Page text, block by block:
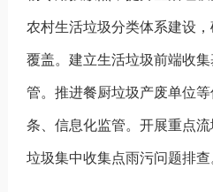
农村生活垃圾分类体系建设
覆盖。建立生活垃圾前端收
管。推进餐厨垃圾产废单位
条、信息化监管。开展重点
垃圾集中收集点雨污问题排查